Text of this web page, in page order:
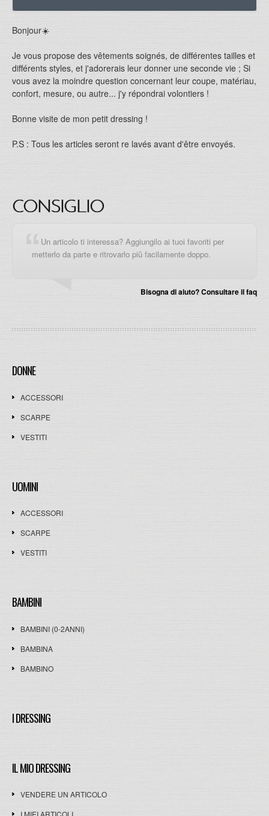
Bonjour☀️
Je vous propose des vêtements soignés, de différentes tailles et
différents styles, et j'adorerais leur donner une seconde vie ; Si
vous avez la moindre question concernant leur coupe, matériau,
confort, mesure, ou autre... j'y répondrai volontiers !
Bonne visite de mon petit dressing !
P.S : Tous les articles seront re lavés avant d'être envoyés.
CONSIGLIO
Un articolo ti interessa? Aggiungilo ai tuoi favoriti per
metterlo da parte e ritrovarlo piû facilamente doppo.
Bisogna di aiuto? Consultare il faq
DONNE
ACCESSORI
SCARPE
VESTITI
UOMINI
ACCESSORI
SCARPE
VESTITI
BAMBINI
BAMBINI (0-2ANNI)
BAMBINA
BAMBINO
I DRESSING
IL MIO DRESSING
VENDERE UN ARTICOLO